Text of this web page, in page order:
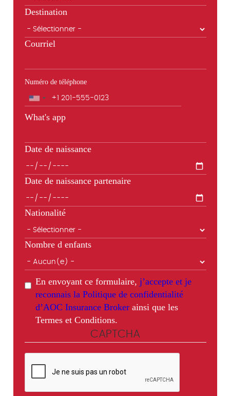
Destination
Courriel
Numéro de téléphone
Téléphone
What's app
Date de naissance
Date de naissance partenaire
Nationalité
Nombre d enfants
En envoyant ce formulaire, j’accepte et je
reconnais la Politique de confidentialité
d’AOC Insurance Brokerainsi que les
Termes et Conditions.
CAPTCHA